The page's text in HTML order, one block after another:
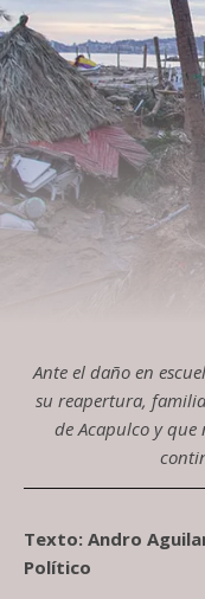
Ante el daño en
su reapertura,
de Acapulco y que
Texto: Andro
Político